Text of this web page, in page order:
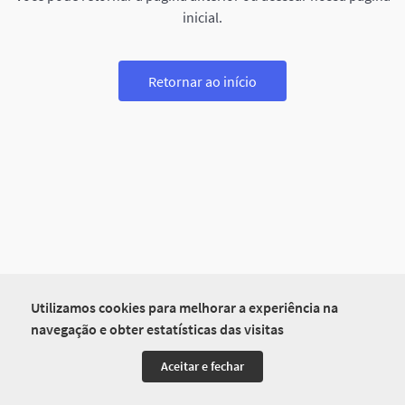
Utilizamos cookies para melhorar a experiência na
navegação e obter estatísticas das visitas
Aceitar e fechar
inicial.
Retornar ao início